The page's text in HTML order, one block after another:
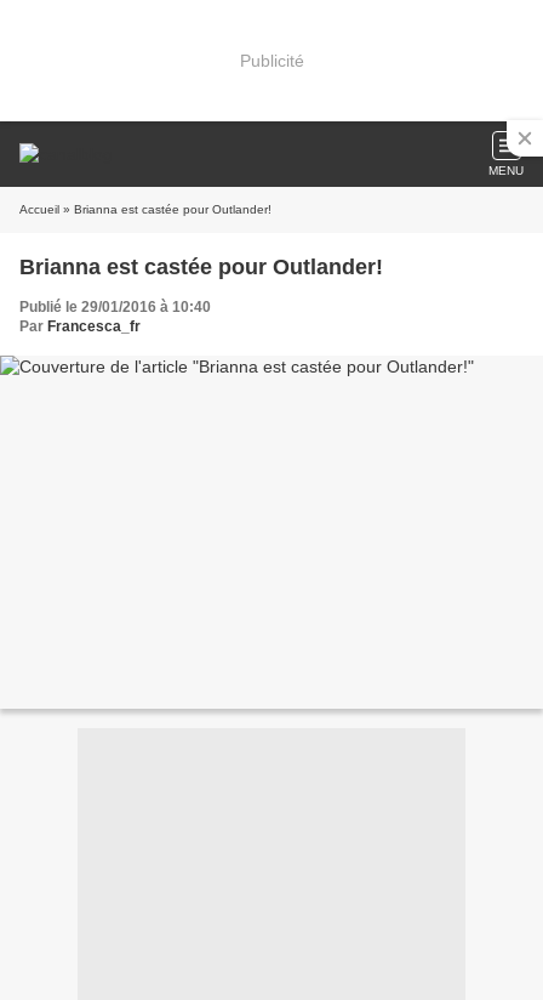
Publicité
MENU
Accueil » Brianna est castée pour Outlander!
Brianna est castée pour Outlander!
Publié le 29/01/2016 à 10:40
Par Francesca_fr